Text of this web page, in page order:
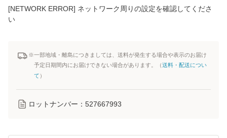
[NETWORK ERROR] ネットワーク周りの設定を確認してくださ
い
※一部地域・離島につきましては、送料が発生する場合や表示のお届け
予定日期間内にお届けできない場合があります。（送料・配送につい
て ）
ロットナンバー： 527667993